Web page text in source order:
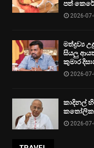
පත් කෙරේ
2026-
මත්ද්‍රව්‍ය
සියලු
කුමාර
2026-
කාදිනල්
කතෝලික
2026-